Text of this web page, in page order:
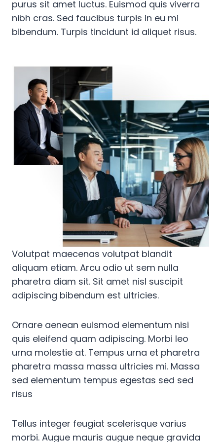
purus sit amet luctus. Euismod quis viverra
nibh cras. Sed faucibus turpis in eu mi
bibendum. Turpis tincidunt id aliquet risus.
Volutpat maecenas volutpat blandit
aliquam etiam. Arcu odio ut sem nulla
pharetra diam sit. Sit amet nisl suscipit
adipiscing bibendum est ultricies.
Ornare aenean euismod elementum nisi
quis eleifend quam adipiscing. Morbi leo
urna molestie at. Tempus urna et pharetra
pharetra massa massa ultricies mi. Massa
sed elementum tempus egestas sed sed
risus
Tellus integer feugiat scelerisque varius
morbi. Augue mauris augue neque gravida